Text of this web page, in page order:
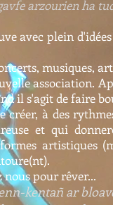
arzourien ha
avec plein
musiques,
association.
il s'agit de faire
à des
et qui
artistiques
nous pour rêver...
kentañ ar